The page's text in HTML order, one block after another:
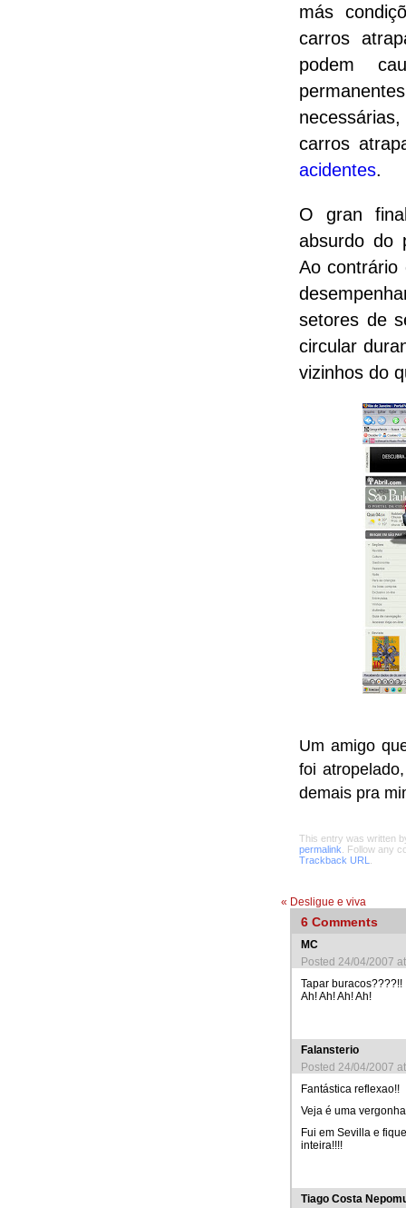
más
carros
podem
carros
acidentes.
O gran
absurdo do
Ao contrário
setores de
circular
vizinhos do
Um amigo
foi
demais pra
This entry was written
permalink . Follow any
Trackback URL
« Desligue e viva
6 Comments
MC
Posted 24/04/2007
Tapar buracos????!!
Ah! Ah! Ah! Ah!
Falansterio
Posted 24/04/2007
Fantástica reflexao!!
Veja é uma
Fui em Sevilla e
inteira!!!!
Tiago Costa